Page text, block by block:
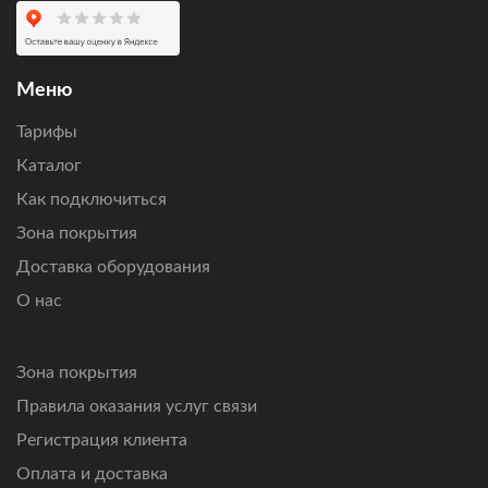
подключения по вашему адресу, получить персональный
расчет стоимости оборудования и ежемесячной
не справляются.
Меню
Тарифы
Каталог
Как подключиться
Зона покрытия
Доставка оборудования
О нас
Зона покрытия
Правила оказания услуг связи
Регистрация клиента
Оплата и доставка